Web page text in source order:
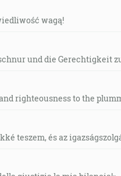
wagą!
und die Gerechtigkeit
righteousness to the
teszem, és az